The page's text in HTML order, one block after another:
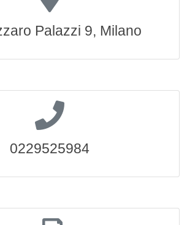
Palazzi 9, Milano
0229525984